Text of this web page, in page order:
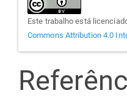
Este trabalho está
Commons Attribution 4.0